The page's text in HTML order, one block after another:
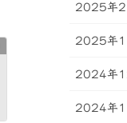
2025年2
2025年1
2024年
2024年